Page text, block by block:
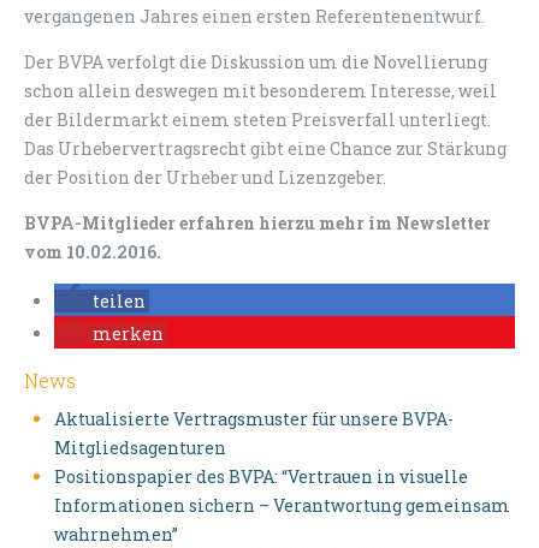
vergangenen Jahres einen ersten Referentenentwurf.
Der BVPA verfolgt die Diskussion um die Novellierung
schon allein deswegen mit besonderem Interesse, weil
der Bildermarkt einem steten Preisverfall unterliegt.
Das Urhebervertragsrecht gibt eine Chance zur Stärkung
der Position der Urheber und Lizenzgeber.
BVPA-Mitglieder erfahren hierzu mehr im Newsletter
vom 10.02.2016.
teilen
merken
News
Aktualisierte Vertragsmuster für unsere BVPA-
Mitgliedsagenturen
Positionspapier des BVPA: “Vertrauen in visuelle
Informationen sichern – Verantwortung gemeinsam
wahrnehmen”